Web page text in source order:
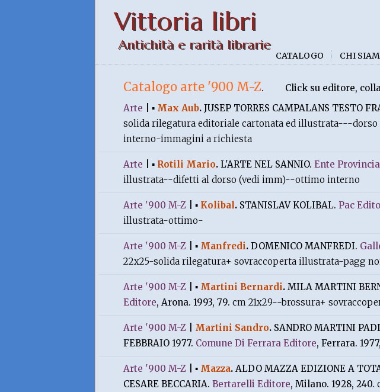
Vittoria libri
Antichità e rarità librarie
CATALOGO CHI
Catalogo arte '900 M-Z.
Click su editore,
Arte
▪ Max Aub. JUSEP TORRES CAMPALANS TESTO
solida rilegatura editoriale cartonata ed illustrata---
interno-immagini a richiesta
Arte ▪ Rotili Mario. L'ARTE NEL SANNIO. Ente
illustrata--difetti al dorso (vedi imm)--ottimo interno
Arte '900 M-Z ▪ Kolibal. STANISLAV KOLIBAL. Pac
illustrata-ottimo-
Arte '900 M-Z ▪ Manfredi. DOMENICO MANFREDI.
22x25-solida rilegatura+ sovraccoperta illustrata-pagg
Arte '900 M-Z ▪ Martini Bernardi. MILA MARTINI
Editore, Arona. 1993, 79. cm 21x29--brossura+
Arte '900 M-Z Martini Sandro. SANDRO MARTINI
FEBBRAIO 1977. Comune Di Ferrara Editore, Ferrara.
Arte '900 M-Z ▪ Mazza. ALDO MAZZA EDIZIONE A
CESARE BECCARIA. Bertarelli Editore, Milano. 1928, 240.